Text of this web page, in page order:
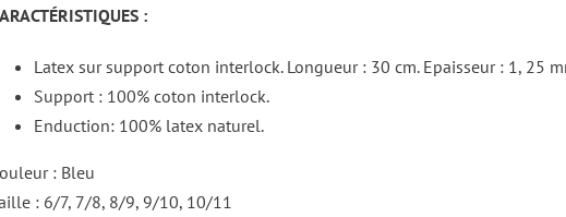
:
Latex sur support coton interlock. Longueur : 30 cm. Epaisseur : 1, 25
Support : 100% coton interlock.
Enduction: 100% latex naturel.
: Bleu
: 6/7, 7/8, 8/9, 9/10, 10/11